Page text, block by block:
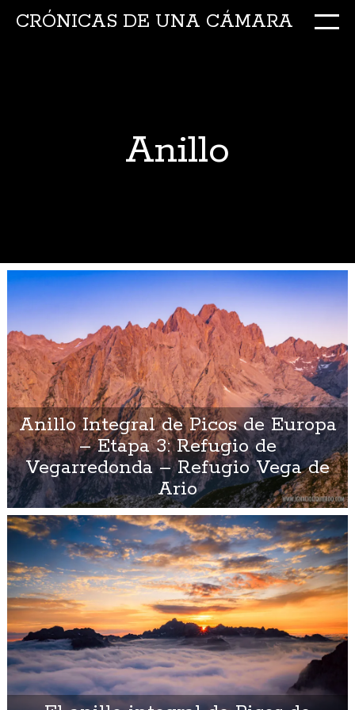
CRÓNICAS DE UNA CÁMARA
Anillo
Anillo Integral de Picos de Europa
– Etapa 3: Refugio de
Vegarredonda – Refugio Vega de
Ario